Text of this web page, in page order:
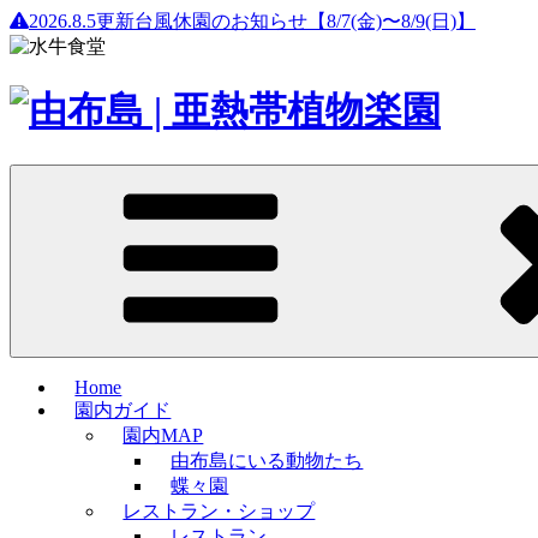
2026.8.5更新台風休園のお知らせ【8/7(金)〜8/9(日)】
Home
園内ガイド
園内MAP
由布島にいる動物たち
蝶々園
レストラン・ショップ